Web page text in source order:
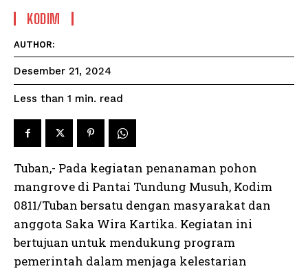
KODIM
AUTHOR:
Desember 21, 2024
Less than 1 min. read
Tuban,- Pada kegiatan penanaman pohon
mangrove di Pantai Tundung Musuh, Kodim
0811/Tuban bersatu dengan masyarakat dan
anggota Saka Wira Kartika. Kegiatan ini
bertujuan untuk mendukung program
pemerintah dalam menjaga kelestarian